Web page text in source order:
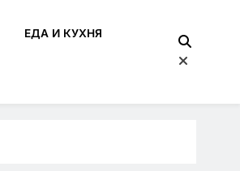
ЕДА И КУХНЯ